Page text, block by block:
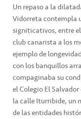
Un repaso a la
Vidorreta contempla
signiticativos, entre
club canarista a los
ejemplo de
con los banquillos
compaginaba su
el Colegio El
la calle Iturribide, un
de las entidades